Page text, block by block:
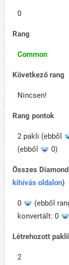
0
Rang
Common
Következő rang
Nincsen!
Rang pontok
2 pakli (ebből
(ebből
0)
Összes
kihívás oldalon)
0 (ebből
konvertált: 0
Létrehozott
2